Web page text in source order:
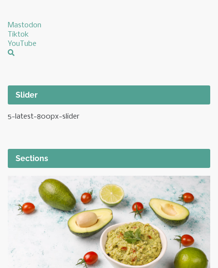
Mastodon
Tiktok
YouTube
Slider
5-latest-800px-slider
Sections